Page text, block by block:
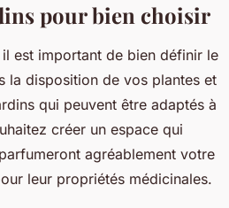
pour bien choisir
il est important de bien définir le
la disposition de vos plantes et
qui peuvent être adaptés à
créer un espace qui
agréablement votre
leur propriétés médicinales.